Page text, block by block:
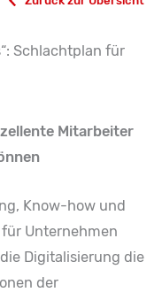
Schlachtplan für
Mitarbeiter
Know-how und
Unternehmen
Digitalisierung die
der